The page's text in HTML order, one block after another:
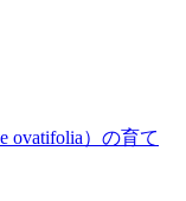
ovatifolia）の育て